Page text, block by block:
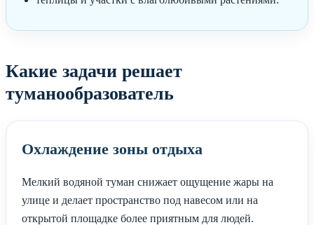
Какие задачи решает
туманообразователь
Охлаждение зоны отдыха
Мелкий водяной туман снижает ощущение жары на
улице и делает пространство под навесом или на
открытой площадке более приятным для людей.